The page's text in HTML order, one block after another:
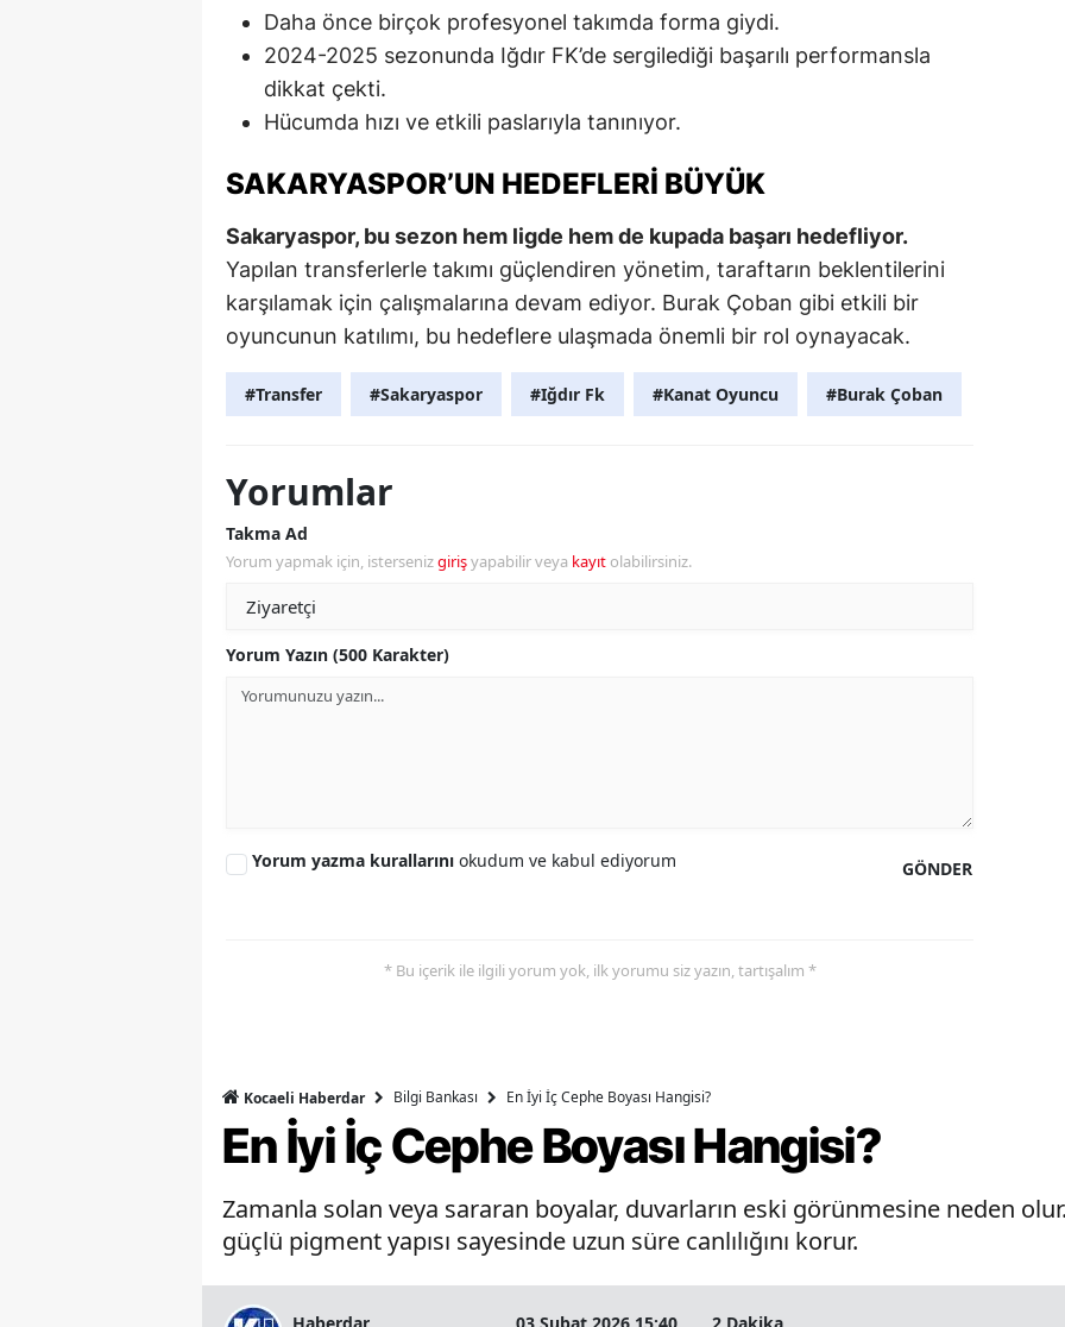
Daha önce birçok profesyonel takımda forma giydi.
2024-2025 sezonunda Iğdır FK’de sergilediği başarılı performansla
dikkat çekti.
Hücumda hızı ve etkili paslarıyla tanınıyor.
SAKARYASPOR’UN HEDEFLERI BÜYÜK
Sakaryaspor, bu sezon hem ligde hem de kupada başarı hedefliyor.
Yapılan transferlerle takımı güçlendiren yönetim, taraftarın beklentilerini
karşılamak için çalışmalarına devam ediyor. Burak Çoban gibi etkili bir
oyuncunun katılımı, bu hedeflere ulaşmada önemli bir rol oynayacak.
#Transfer #Sakaryaspor #Iğdır Fk #Kanat Oyuncu #Burak Çoban
Yorumlar
Takma Ad
Yorum yapmak için, istersenizgirişyapabilir veya kayıt olabilirsiniz.
Yorum Yazın (500 Karakter)
GÖNDER
Yorum yazma kurallarını okudum ve kabul ediyorum
* Bu içerik ile ilgili yorum yok, ilk yorumu siz yazın, tartışalım *
Kocaeli Haberdar Bilgi Bankası En İyi İç Cephe Boyası Hangisi?
En İyi İç Cephe Boyası Hangisi?
Zamanla solan veya sararan boyalar, duvarların eski görünmesine neden
güçlü pigment yapısı sayesinde uzun süre canlılığını korur.